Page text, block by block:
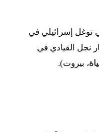
في توغل إسرائيلي في
نجل القيادي في
، بيروت).